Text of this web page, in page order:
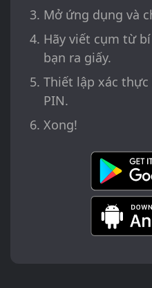
Mở ứng dụng và
Hãy viết cụm từ
bạn ra giấy.
Thiết lập xác
PIN.
Xong!